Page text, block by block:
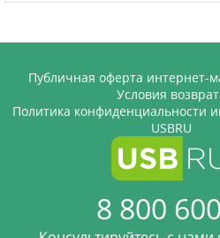
Публичная оферта интернет-
Условия
Политика конфиденциальности
USBRU
8 800